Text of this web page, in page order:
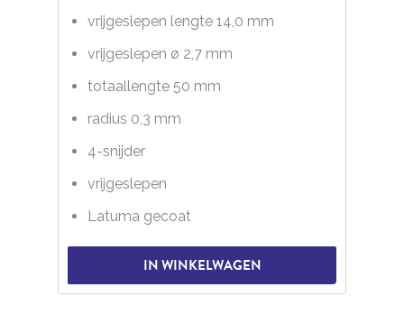
vrijgeslepen lengte 14,0 mm
vrijgeslepen ø 2,7 mm
totaallengte 50 mm
radius 0,3 mm
4-snijder
vrijgeslepen
Latuma gecoat
IN WINKELWAGEN